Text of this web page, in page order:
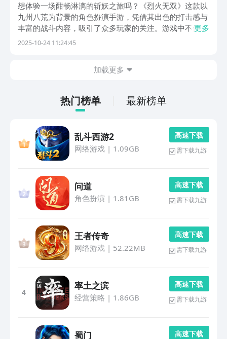
想体验一场酣畅淋漓的斩妖之旅吗？《烈火无双》这款以
九州八荒为背景的角色扮演手游，凭借其出色的打击感与
丰富的战斗内容，吸引了众多玩家的关注。游戏中不仅有
各类精怪妖兽等你挑战，更有三大职业道士职业、剑士、
更多
2025-10-24 11:24:45
加载更多
热门榜单 最新榜单
乱斗西游2
网络游戏| 1.09GB
高 速 下 载
需下载九游
问道
角色扮演 | 1.81GB
高 速 下 载
需下载九游
王者传奇
网络游戏| 52.22MB
高 速 下 载
需下载九游
4
率土之滨
经营策略 | 1.86GB
高 速 下 载
需下载九游
蜀门 高 速 下 载